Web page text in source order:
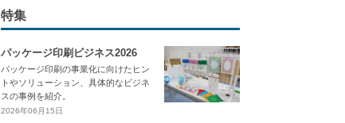
特集
パッケージ印刷ビジネス2026
パッケージ印刷の事業化に向けたヒン
トやソリューション、具体的なビジネ
スの事例を紹介。
2026年06月15日